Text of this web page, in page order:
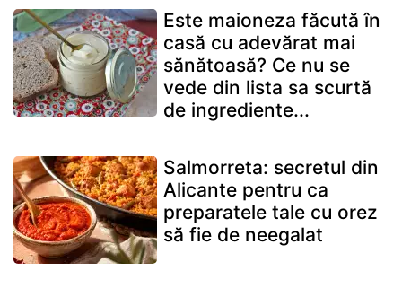
Este maioneza făcută în
casă cu adevărat mai
sănătoasă? Ce nu se
vede din lista sa scurtă
de ingrediente...
Salmorreta: secretul din
Alicante pentru ca
preparatele tale cu orez
să fie de neegalat